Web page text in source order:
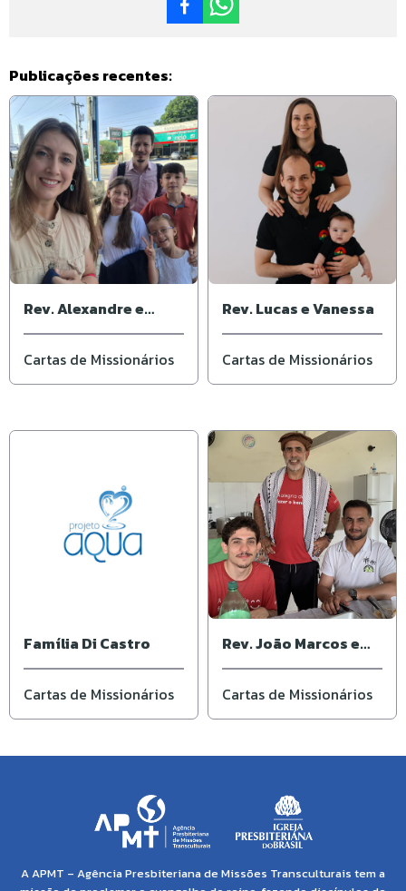
Publicações recentes:
Rev. Alexandre e
Cassiana
Cartas de Missionários
Rev. Lucas e Vanessa
Cartas de Missionários
Família Di Castro
Cartas de Missionários
Rev. João Marcos e
Andrea
Cartas de Missionários
A APMT – Agência Presbiteriana de Missões Transculturais tem a